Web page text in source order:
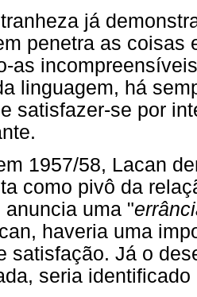
já
penetra as coisas
as
linguagem, há
satisfazer-se por
1957/58, Lacan
como pivô da
anuncia uma "
haveria uma
satisfação. Já o
seria